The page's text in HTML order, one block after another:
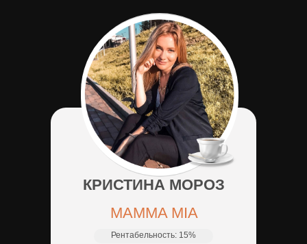
КРИСТИНА МОРОЗ
Рентабельность: 15%
MАMMA MIA